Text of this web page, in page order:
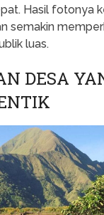
Hasil fotonya
semakin
luas.
DESA